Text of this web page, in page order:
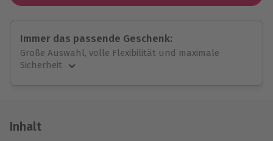
Immer das passende Geschenk:
Große Auswahl, volle Flexibilität und maximale
Sicherheit
Jeder Gutschein für alle Erlebnisse einlösbar.
Inhalt